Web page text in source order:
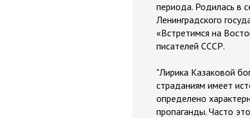
периода. Родилась в
Ленинградского
«Встретимся на
писателей СССР.
"Лирика Казаковой
страданиям имеет
определено
пропаганды. Часто